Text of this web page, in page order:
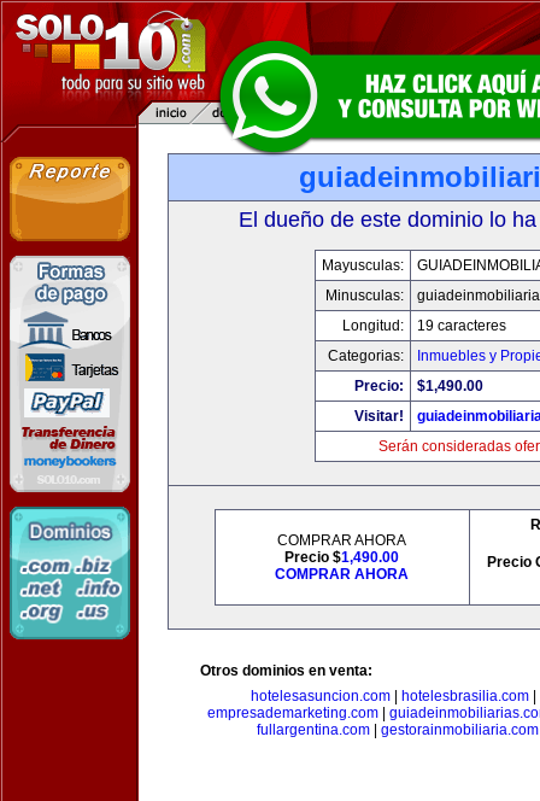
El dueño de este dominio lo
Mayusculas:
Minusculas:
Longitud:
19 caracteres
Categorias:
Inmuebles y
Precio:
$1,490.00
Visitar!
Serán consideradas
COMPRAR AHORA
Precio $1,490.00
COMPRAR AHORA
Precio
Otros dominios en venta:
hotelesasuncion.com| hotelesbrasilia.com|
empresademarketing.com|
fullargentina.com
gestorainmobiliaria.com